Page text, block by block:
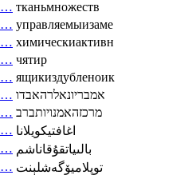
… тканьмножеств
… управляемыизаме
… химическиактивн
… чятир
… ящикиздубленоик
… אמבריונאלרהאבדו
… מרכזהאמנויותברב
… اغافتيكويلانا
… بالىياتقۇقاناشم
… توپلاميۆگەشلېنت